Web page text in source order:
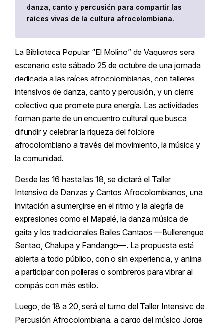
danza, canto y percusión para compartir las
raíces vivas de la cultura afrocolombiana.
La Biblioteca Popular “El Molino” de Vaqueros será
escenario este sábado 25 de octubre de una jornada
dedicada a las raíces afrocolombianas, con talleres
intensivos de danza, canto y percusión, y un cierre
colectivo que promete pura energía. Las actividades
forman parte de un encuentro cultural que busca
difundir y celebrar la riqueza del folclore
afrocolombiano a través del movimiento, la música y
la comunidad.
Desde las 16 hasta las 18, se dictará el Taller
Intensivo de Danzas y Cantos Afrocolombianos, una
invitación a sumergirse en el ritmo y la alegría de
expresiones como el Mapalé, la danza música de
gaita y los tradicionales Bailes Cantaos —Bullerengue
Sentao, Chalupa y Fandango—. La propuesta está
abierta a todo público, con o sin experiencia, y anima
a participar con polleras o sombreros para vibrar al
compás con más estilo.
Luego, de 18 a 20, será el turno del Taller Intensivo de
Percusión Afrocolombiana, a cargo del músico Jorge